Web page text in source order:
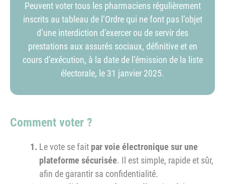
Peuvent voter tous les pharmaciens régulièrement
inscrits au tableau de l’Ordre qui ne font pas l’objet
d’une interdiction d’exercer ou de servir des
prestations aux assurés sociaux, définitive et en
cours d’exécution, à la date de l’émission de la liste
électorale, le 31 janvier 2025.
Comment voter ?
Le vote se fait par voie électronique sur une
plateforme sécurisée. Il est simple, rapide et sûr,
afin de garantir sa confidentialité.